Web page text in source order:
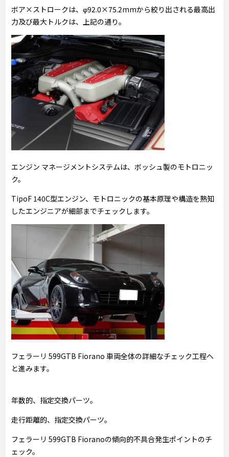
ボア×ストロークは、φ92.0×75.2mmから絞り出される最高出
力及び最大トルクは、上記の通り。
エンジン マネージメントシステムは、ボッシュ製のモトロニッ
ク。
TipoF 140C型エンジン、モトロニックの基本原理や構造を熟知
したエンジニアが細部までチェックします。
フェラーリ 599GTB Fiorano 車両全体の詳細なチェック工程へ
と進みます。
年数的、指定交換パーツ。
走行距離的、指定交換パーツ。
フェラーリ 599GTB Fioranoの傾向的不具合発生ポイントのチ
ェック。